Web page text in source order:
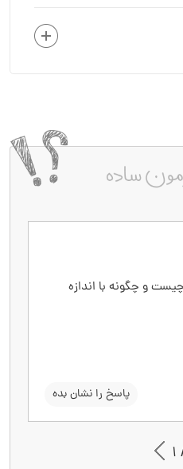
و چگونه با اندازه
پاسخ را نشان بده
از مزایای منحصربه‌فردی
ارائه می‌دهد. این